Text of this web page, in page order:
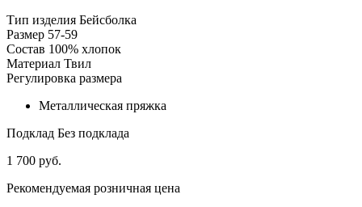
Тип изделия Бейсболка
Размер 57-59
Состав 100% хлопок
Материал Твил
Регулировка размера
Металлическая пряжка
Подклад Без подклада
1 700 руб.
Рекомендуемая розничная цена